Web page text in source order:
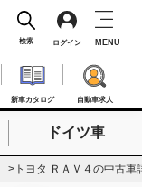
新車カタログ 自動車求人
検索 ログイン MENU
検索
ドイツ車
トヨタ ＲＡＶ４の中古車